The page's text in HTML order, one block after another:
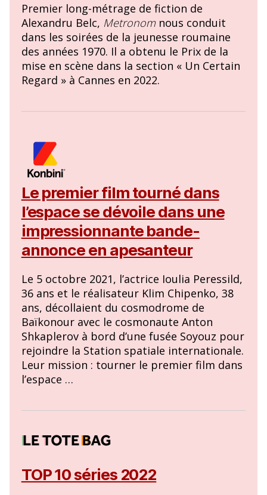
Premier long-métrage de fiction de
Alexandru Belc, Metronomnous conduit
dans les soirées de la jeunesse roumaine
des années 1970. Il a obtenu le Prix de la
mise en scène dans la section « Un Certain
Regard » à Cannes en 2022.
Le premier film tourné dans
l’espace se dévoile dans une
impressionnante bande-
annonce en apesanteur
Le 5 octobre 2021, l’actrice Ioulia Peressild,
36 ans et le réalisateur Klim Chipenko, 38
ans, décollaient du cosmodrome de
Baïkonour avec le cosmonaute Anton
Shkaplerov à bord d’une fusée Soyouz pour
rejoindre la Station spatiale internationale.
Leur mission : tourner le premier film dans
l’espace …
TOP 10 séries 2022